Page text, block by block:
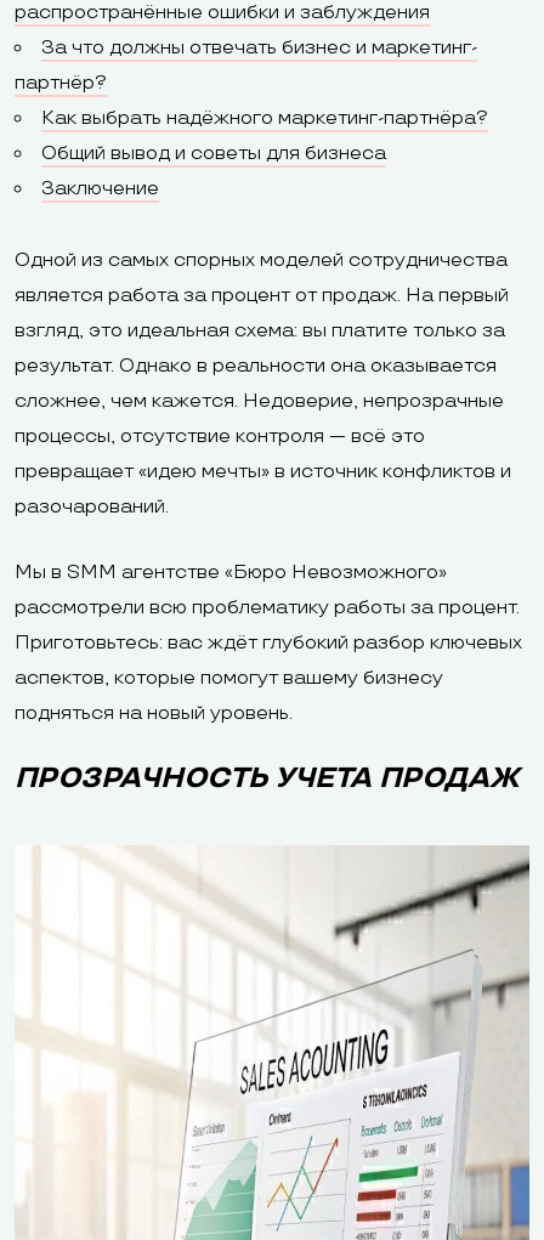
распространённые ошибки и заблуждения
За что должны отвечать бизнес и маркетинг-
партнёр?
Как выбрать надёжного маркетинг-партнёра?
Общий вывод и советы для бизнеса
Заключение
Одной из самых спорных моделей сотрудничества
является работа за процент от продаж. На первый
взгляд, это идеальная схема: вы платите только за
результат. Однако в реальности она оказывается
сложнее, чем кажется. Недоверие, непрозрачные
процессы, отсутствие контроля — всё это
превращает «идею мечты» в источник конфликтов и
разочарований.
Мы в SMM агентстве «Бюро Невозможного»
рассмотрели всю проблематику работы за процент.
Приготовьтесь: вас ждёт глубокий разбор ключевых
аспектов, которые помогут вашему бизнесу
подняться на новый уровень.
ПРОЗРАЧНОСТЬ УЧЕТА ПРОДАЖ